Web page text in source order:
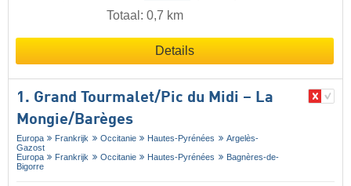
Totaal: 0,7 km
Details
1. Grand Tourmalet/​Pic du Midi – La
Mongie/​Barèges
Europa Frankrijk Occitanie Hautes-Pyrénées
Argelès-
Gazost
Europa
Frankrijk Occitanie Hautes-Pyrénées
Bagnères-de-
Bigorre